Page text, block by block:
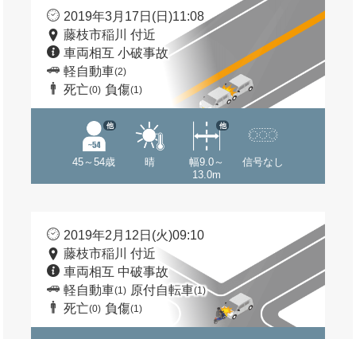
2019年3月17日(日)11:08
藤枝市稲川 付近
車両相互 小破事故
軽自動車(2)
死亡(0) 負傷(1)
45～54歳
他
晴
幅9.0～
13.0m
他
信号なし
2019年2月12日(火)09:10
藤枝市稲川 付近
車両相互 中破事故
軽自動車(1) 原付自転車(1)
死亡(0) 負傷(1)